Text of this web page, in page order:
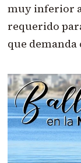
muy inferior
requerido
que demanda